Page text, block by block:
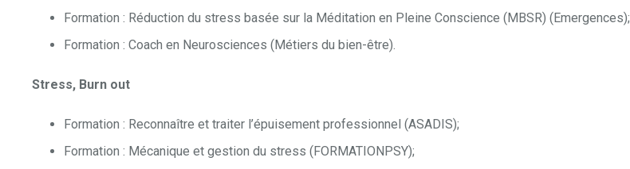
Formation : Réduction du stress basée sur la Méditation en Pleine Conscience (MBSR) (Emergences);
Formation : Coach en Neurosciences (Métiers du bien-être).
Stress, Burn out
Formation : Reconnaître et traiter l’épuisement professionnel (ASADIS);
Formation : Mécanique et gestion du stress (FORMATIONPSY);